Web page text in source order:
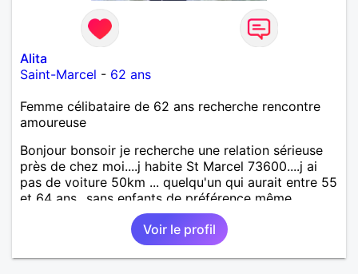
Alita
Saint-Marcel - 62 ans
Femme célibataire de 62 ans recherche rencontre
amoureuse
Bonjour bonsoir je recherche une relation sérieuse
près de chez moi....j habite St Marcel 73600....j ai
pas de voiture 50km ... quelqu'un qui aurait entre 55
et 64 ans...sans enfants de préférence même
adultes et qui n aurait garder aucun contact avec
une où plusieurs ex...si vous correspondez à ma
recherche ecrivez moi je vous répondrai...
Voir le profil